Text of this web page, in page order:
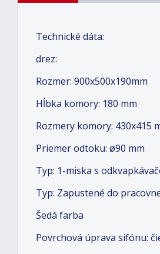
Technické dáta:
drez:
Rozmer: 900x500x190mm
Hĺbka komory: 180 mm
Rozmery komory: 430x415
Priemer odtoku: ø90 mm
Typ: 1-miska s
Typ: Zapustené do
Šedá farba
Povrchová úprava sifónu: